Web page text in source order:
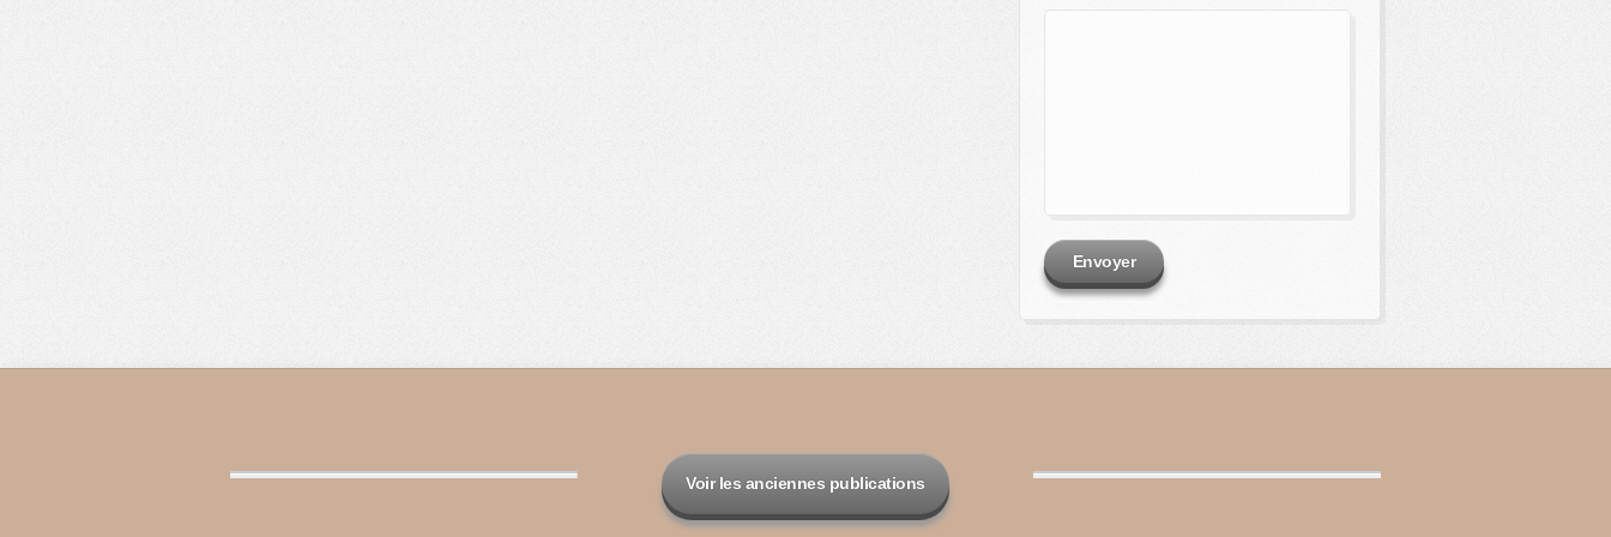
Envoyer
Voir les anciennes publications